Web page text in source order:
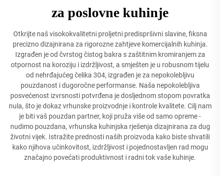
za poslovne kuhinje
Otkrijte naš visokokvalitetni proljetni predispršivni slavine, fiksna
precizno dizajnirana za rigorozne zahtjeve komercijalnih kuhinja.
Izgrađen je od čvrstog čistog bakra s zaštitnim kromiranjem za
otpornost na koroziju i izdržljivost, a smješten je u robusnom tijelu
od nehrđajućeg čelika 304, izgrađen je za nepokolebljivu
pouzdanost i dugoročne performanse. Naša nepokolebljiva
posvećenost izvrsnosti potvrđena je dosljednom stopom povratka
nula, što je dokaz vrhunske proizvodnje i kontrole kvalitete. Cilj nam
je biti vaš pouzdan partner, koji pruža više od samo opreme -
nudimo pouzdana, vrhunska kuhinjska rješenja dizajnirana za dug
životni vijek. Istražite prednosti naših proizvoda kako biste shvatili
kako njihova učinkovitost, izdržljivost i pojednostavljen rad mogu
značajno povećati produktivnost i radni tok vaše kuhinje.